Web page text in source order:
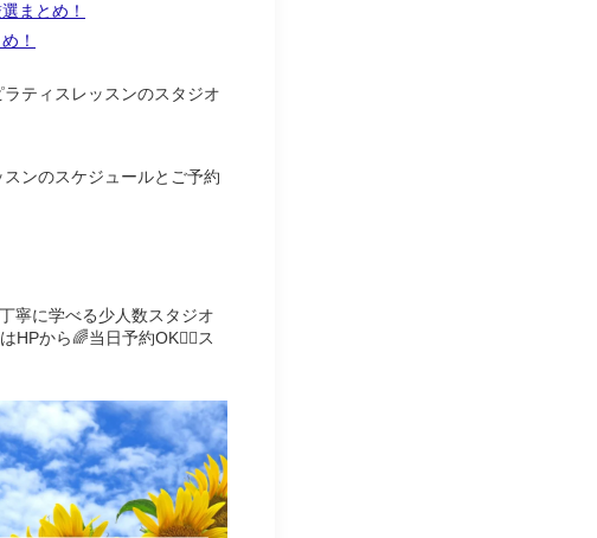
まとめ！
！
ティスレッスンのスタジオ
スンのスケジュールとご予約
寧に学べる少人数スタジオ
HPから🌈当日予約OK🙆‍♀️ス